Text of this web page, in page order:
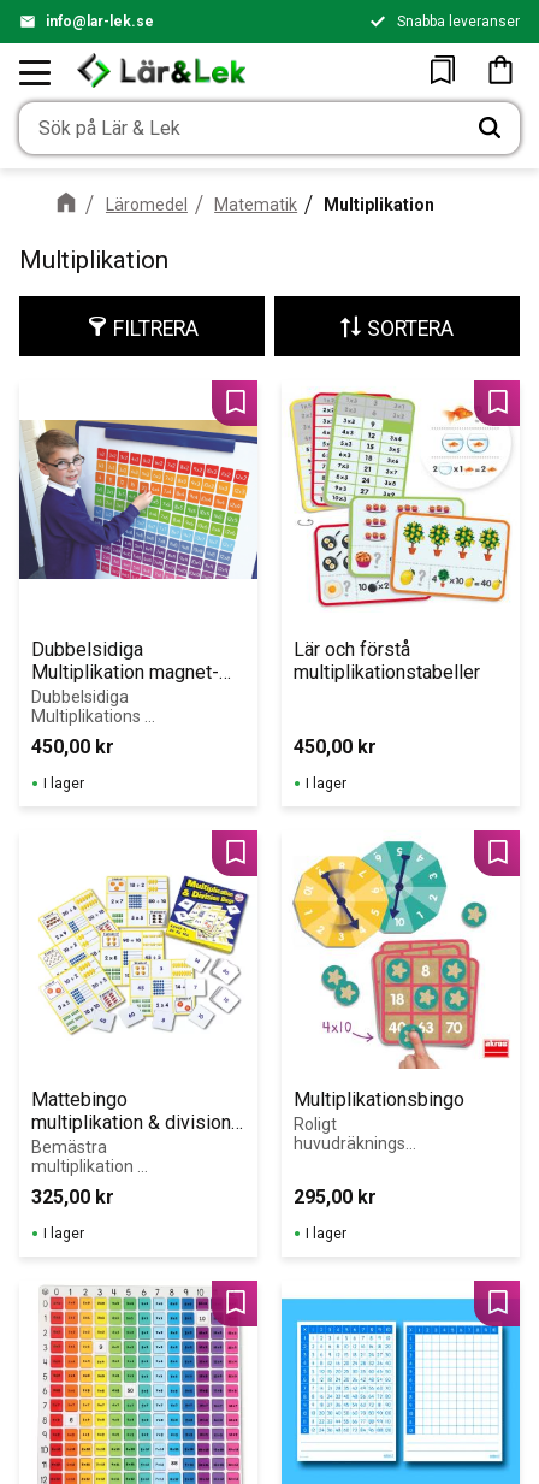
info@lar-lek.se Snabba leveranser
Favoriter
Läromedel Matematik Multiplikation
Multiplikation
FILTRERA SORTERA
Dubbelsidiga
Multiplikation magnet-
brickor
Dubbelsidiga
Multiplikations
Magneter
450,00 kr
Lägg till i favoriter
I lager
Lär och förstå
multiplikationstabeller
450,00 kr
I lager
Mattebingo
multiplikation & division
nivå 1
Bemästra
multiplikation
och division på
ett lekfullt sätt!
325,00 kr
Lägg till i favoriter
I lager
Multiplikationsbingo
Roligt
huvudräkningssp
att öva och
tidtabellerna.
295,00 kr
I lager
Lägg till i favoriter